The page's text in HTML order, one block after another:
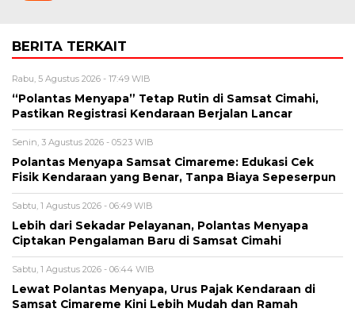
BERITA TERKAIT
Rabu, 5 Agustus 2026 - 17:49 WIB
“Polantas Menyapa” Tetap Rutin di Samsat Cimahi,
Pastikan Registrasi Kendaraan Berjalan Lancar
Senin, 3 Agustus 2026 - 05:23 WIB
Polantas Menyapa Samsat Cimareme: Edukasi Cek
Fisik Kendaraan yang Benar, Tanpa Biaya Sepeserpun
Sabtu, 1 Agustus 2026 - 06:49 WIB
Lebih dari Sekadar Pelayanan, Polantas Menyapa
Ciptakan Pengalaman Baru di Samsat Cimahi
Sabtu, 1 Agustus 2026 - 06:44 WIB
Lewat Polantas Menyapa, Urus Pajak Kendaraan di
Samsat Cimareme Kini Lebih Mudah dan Ramah